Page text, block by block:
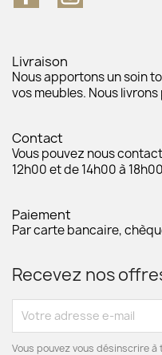
Livraison
Nous apportons un soin
vos meubles. Nous
Contact
Vous pouvez nous
12h00 et de 14h00 à
Paiement
Par carte bancaire,
Recevez nos
Vous pouvez vous désinscrire